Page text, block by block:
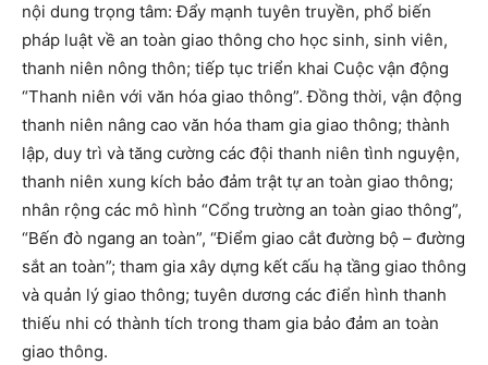
nội dung trọng tâm: Đẩy mạnh tuyên truyền, phổ biến
pháp luật về an toàn giao thông cho học sinh, sinh viên,
thanh niên nông thôn; tiếp tục triển khai Cuộc vận động
“Thanh niên với văn hóa giao thông”. Đồng thời, vận động
thanh niên nâng cao văn hóa tham gia giao thông; thành
lập, duy trì và tăng cường các đội thanh niên tình nguyện,
thanh niên xung kích bảo đảm trật tự an toàn giao thông;
nhân rộng các mô hình “Cổng trường an toàn giao thông”,
“Bến đò ngang an toàn”, “Điểm giao cắt đường bộ – đường
sắt an toàn”; tham gia xây dựng kết cấu hạ tầng giao thông
và quản lý giao thông; tuyên dương các điển hình thanh
thiếu nhi có thành tích trong tham gia bảo đảm an toàn
giao thông.